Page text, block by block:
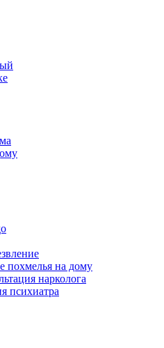
похмелья на дому
нарколога
психиатра